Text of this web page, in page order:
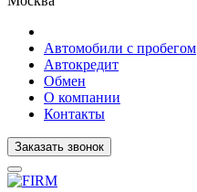
Автомобили с пробегом
Автокредит
Обмен
О компании
Контакты
Заказать звонок